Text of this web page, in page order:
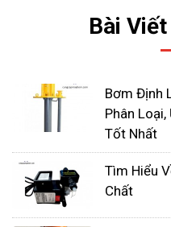
xuất hóa chất, bơm
Prominent được sử
Chế biến thực phẩm
công nghiệp thực
lượng hoá chất
để thêm các chất phụ
chất điều chỉnh vị vào
Bài
Bơm Định
Phân
Tốt Nhất
Tìm Hiểu
Chất